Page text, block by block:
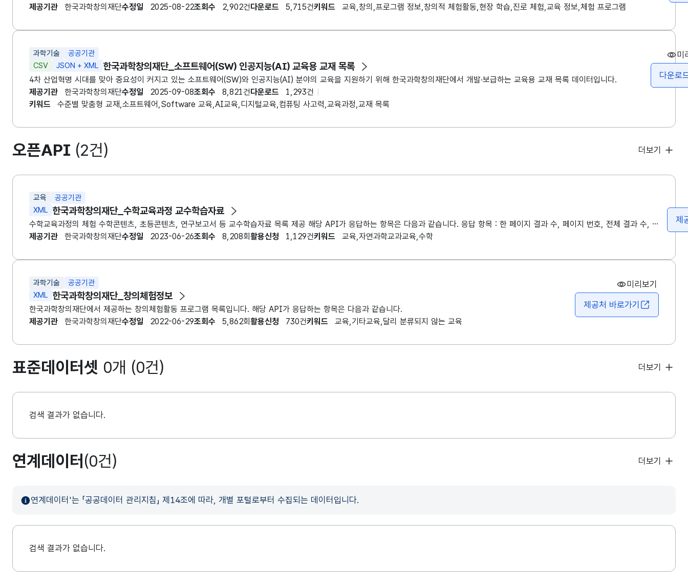
제공기관
한국과학창의재단수정일 2025-08-22조회수 2,902건다운로드 5,715건키워드 교육,창의,프로그램 정보,창의적 체험활동,현장 학습,진로 체험,교육 정보,체험 프로그램
과학기술
공공기관
CSV
JSON + XML 한국과학창의재단_소프트웨어(SW) 인공지능(AI) 교육용 교재 목록
4차 산업혁명 시대를 맞아 중요성이 커지고 있는 소프트웨어(SW)와 인공지능(AI) 분야의 교육을 지원하기 위해 한국과학창의재단에서 개발·보급하는 교육용 교재 목록 데이터입니다.
제공기관
한국과학창의재단수정일 2025-09-08조회수 8,821건다운로드
1,293건
키워드
수준별 맞춤형 교재,소프트웨어,Software 교육,AI교육,디지털교육,컴퓨팅 사고력,교육과정,교재 목록
미
다운로
오픈API (2건) 더보기
교육
공공기관
XML 한국과학창의재단_수학교육과정 교수학습자료
수학교육과정의 체험 수학콘텐츠, 초등콘텐츠, 연구보고서 등 교수학습자료 목록 제공 해당 API가 응답하는 항목은 다음과 같습니다. 응답 항목 : 한 페이지 결과 수, 페이지 번호, 전체 결과 수, 현재 결과 수, 정렬, 카테고리, 게시물 번호, 제목, 작성자, 조회수, 주관연구기관, 썸네일 경로
제공기관
한국과학창의재단수정일 2023-06-26조회수 8,208회 활용신청 1,129건키워드 교육,자연과학교과교육,수학
제
과학기술
공공기관
XML 한국과학창의재단_창의체험정보
한국과학창의재단에서 제공하는 창의체험활동 프로그램 목록입니다. 해당 API가 응답하는 항목은 다음과 같습니다.
제공기관
한국과학창의재단수정일 2022-06-29조회수 5,862회 활용신청 730건키워드 교육,기타교육,달리 분류되지 않는 교육
미리보기
제공처 바로가기
표준데이터셋 0개 (0건) 더보기
검색 결과가 없습니다.
연계데이터 (0건) 더보기
연계데이터'는 「공공데이터 관리지침」 제14조에 따라, 개별 포털로부터 수집되는 데이터입니다.
검색 결과가 없습니다.